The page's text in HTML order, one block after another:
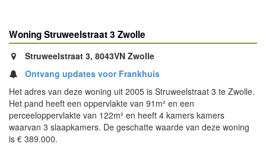
Woning Struweelstraat 3 Zwolle
Struweelstraat 3, 8043VN Zwolle
Ontvang updates voor Frankhuis
Het adres van deze woning uit 2005 is Struweelstraat 3 te Zwolle.
Het pand heeft een oppervlakte van 91m² en een
perceeloppervlakte van 122m² en heeft 4 kamers kamers
waarvan 3 slaapkamers. De geschatte waarde van deze woning
is € 389.000.